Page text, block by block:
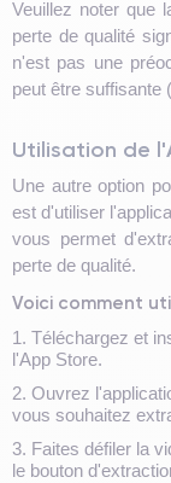
Veuillez noter que
perte de qualité
n'est pas une
peut être suffisante (
Utilisation de
Une autre option
est d'utiliser
vous permet
perte de qualité.
Voici comment
1. Téléchargez et
l'App Store.
2. Ouvrez
vous souhaitez
3. Faites défiler la
le bouton